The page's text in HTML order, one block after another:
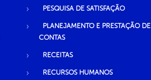
PESQUISA DE SATISFAÇÃO
PLANEJAMENTO E PRESTAÇÃO DE
CONTAS
RECEITAS
RECURSOS HUMANOS